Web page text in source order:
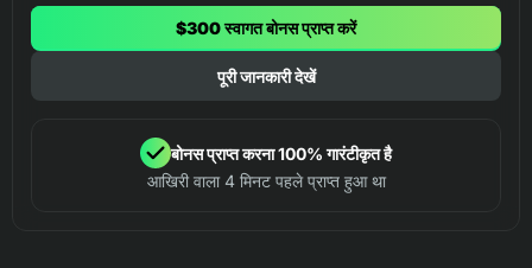
$300 स्वागत बोनस प्राप्त करें
पूरी जानकारी देखें
बोनस प्राप्त करना 100% गारंटीकृत है
आखिरी वाला 4 मिनट पहले प्राप्त हुआ था